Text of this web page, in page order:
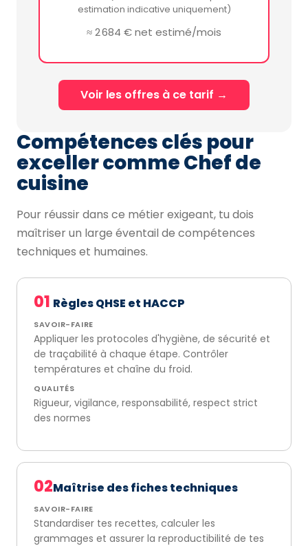
estimation indicative uniquement)
≈ 2 684 € net estimé/mois
Voir les offres à ce tarif →
Compétences clés pour
exceller comme Chef de
cuisine
Pour réussir dans ce métier exigeant, tu dois
maîtriser un large éventail de compétences
techniques et humaines.
01 Règles QHSE et HACCP
SAVOIR-FAIRE
Appliquer les protocoles d'hygiène, de sécurité et
de traçabilité à chaque étape. Contrôler
températures et chaîne du froid.
QUALITÉS
Rigueur, vigilance, responsabilité, respect strict
des normes
02Maîtrise des fiches techniques
SAVOIR-FAIRE
Standardiser tes recettes, calculer les
grammages et assurer la reproductibilité de tes